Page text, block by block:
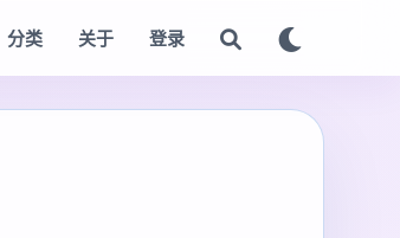
分类 关于 登录